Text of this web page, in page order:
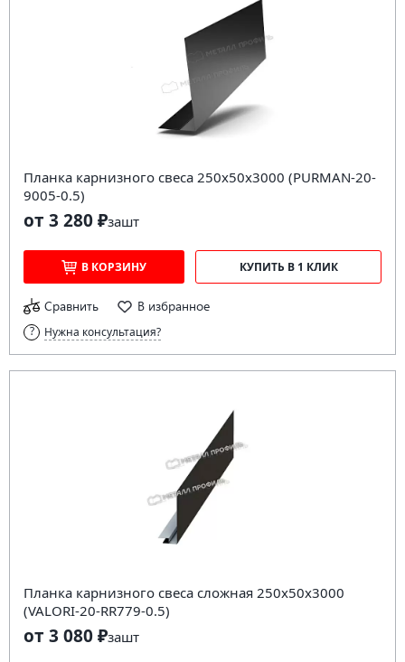
Планка карнизного свеса 250х50х3000 (PURMAN-20-
9005-0.5)
от 3 280 ₽зашт
В КОРЗИНУ КУПИТЬ В 1 КЛИК
Сравнить В избранное
Нужна консультация?
Планка карнизного свеса сложная 250х50х3000
(VALORI-20-RR779-0.5)
от 3 080 ₽зашт